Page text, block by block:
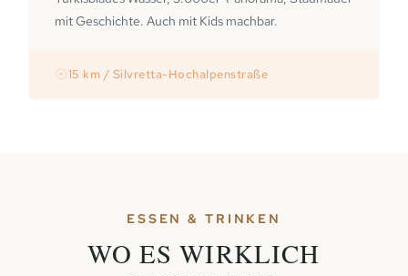
mit Geschichte. Auch mit Kids machbar.
☉15 km / Silvretta-Hochalpenstraße
ESSEN & TRINKEN
WO ES WIRKLICH